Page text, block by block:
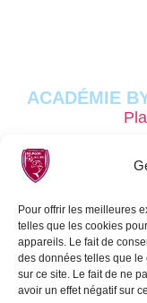
Pour offrir les meilleures
telles que les cookies
appareils. Le fait de
des données telles que
sur ce site. Le fait de ne
avoir un effet négatif sur
ACADÉMIE
SECTION